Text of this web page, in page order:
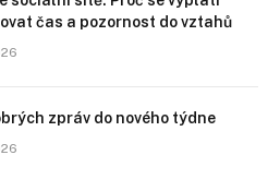
čas a pozornost do vztahů
zpráv do nového týdne